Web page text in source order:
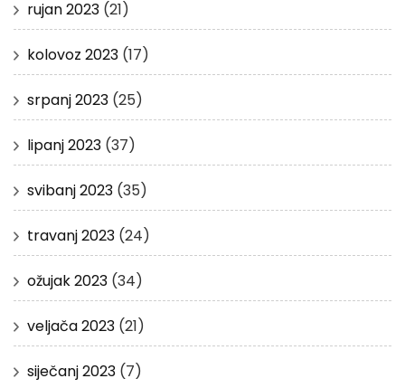
rujan 2023 (21)
kolovoz 2023 (17)
srpanj 2023 (25)
lipanj 2023 (37)
svibanj 2023 (35)
travanj 2023 (24)
ožujak 2023 (34)
veljača 2023 (21)
siječanj 2023 (7)